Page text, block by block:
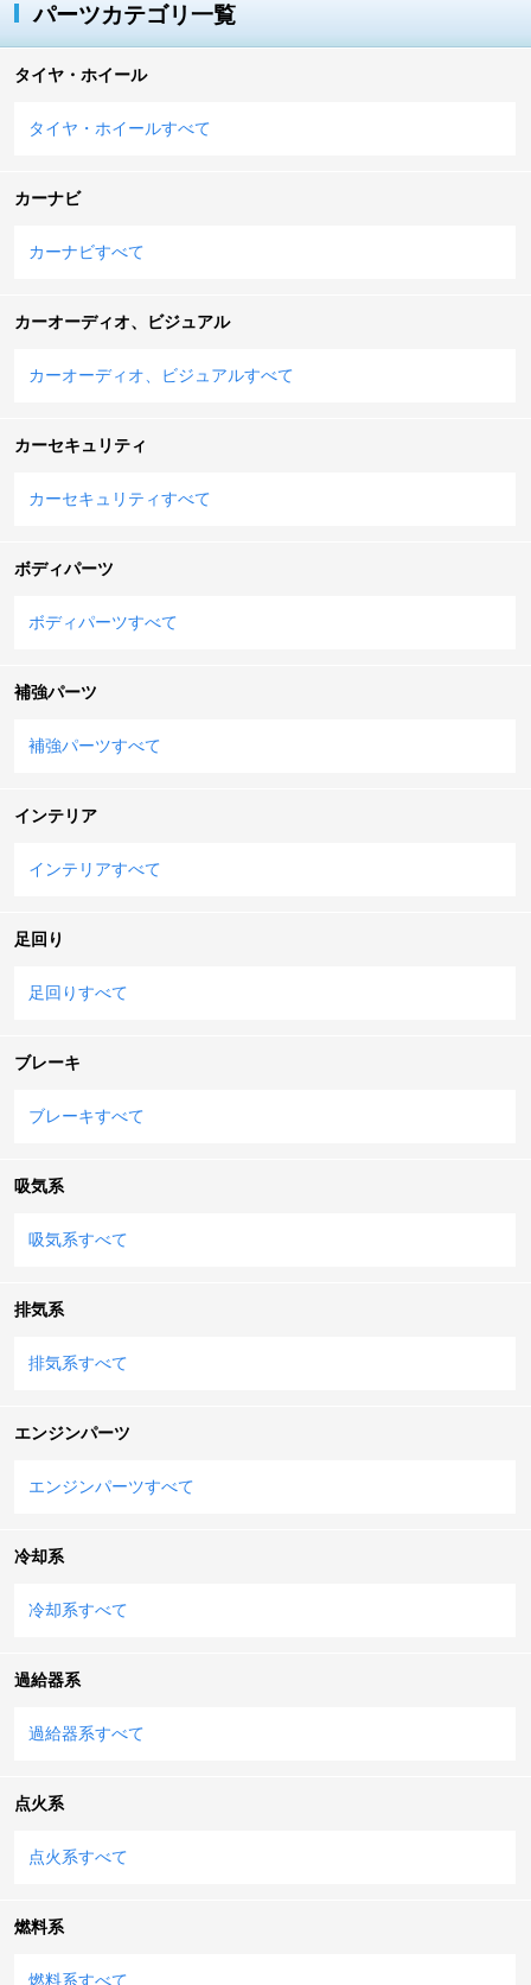
パーツカテゴリ一覧
タイヤ・ホイール
タイヤ・ホイールすべて
カーナビ
カーナビすべて
カーオーディオ、ビジュアル
カーオーディオ、ビジュアルすべて
カーセキュリティ
カーセキュリティすべて
ボディパーツ
ボディパーツすべて
補強パーツ
補強パーツすべて
インテリア
インテリアすべて
足回り
足回りすべて
ブレーキ
ブレーキすべて
吸気系
吸気系すべて
排気系
排気系すべて
エンジンパーツ
エンジンパーツすべて
冷却系
冷却系すべて
過給器系
過給器系すべて
点火系
点火系すべて
燃料系
燃料系すべて